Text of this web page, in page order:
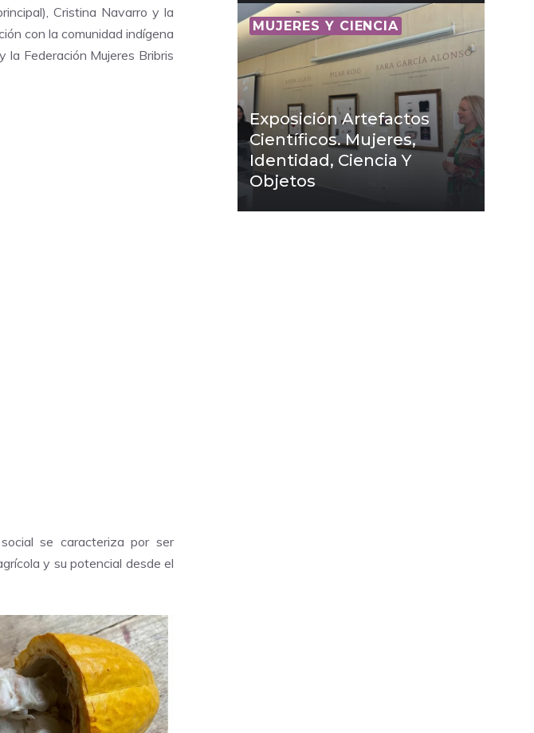
Cristina Navarro y la
con la comunidad indígena
la Federación Mujeres Bribris
se caracteriza por ser
y su potencial desde el
MUJERES Y CIENCIA
Exposición Artefactos
Científicos. Mujeres,
Identidad, Ciencia Y
Objetos